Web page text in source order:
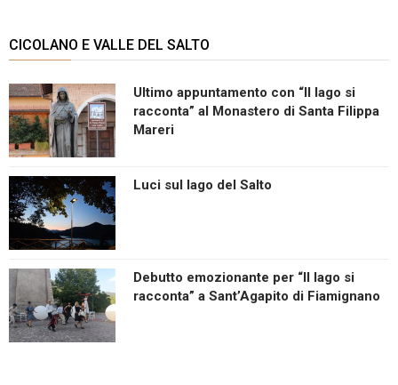
CICOLANO E VALLE DEL SALTO
Ultimo appuntamento con “Il lago si
racconta” al Monastero di Santa Filippa
Mareri
Luci sul lago del Salto
Debutto emozionante per “Il lago si
racconta” a Sant’Agapito di Fiamignano